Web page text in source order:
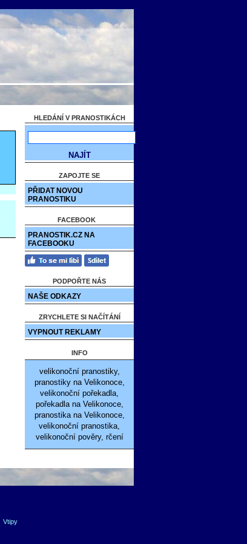
HLEDÁNÍ V PRANOSTIKÁCH
ZAPOJTE SE
PŘIDAT NOVOU
PRANOSTIKU
FACEBOOK
PRANOSTIK.CZ NA
FACEBOOKU
PODPOŘTE NÁS
NAŠE ODKAZY
ZRYCHLETE SI NAČÍTÁNÍ
VYPNOUT REKLAMY
INFO
velikonoční pranostiky,
pranostiky na Velikonoce,
velikonoční pořekadla,
pořekadla na Velikonoce,
pranostika na Velikonoce,
velikonoční pranostika,
velikonoční pověry, rčení
Vtipy